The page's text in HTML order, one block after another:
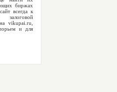
биржах
всегда к
vikupai.ru,
и для